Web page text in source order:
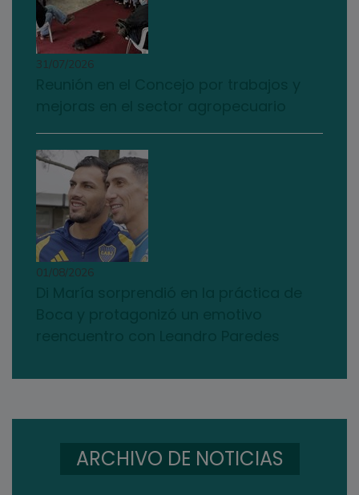
31/07/2026
01/08/2026
ARCHIVO DE NOTICIAS